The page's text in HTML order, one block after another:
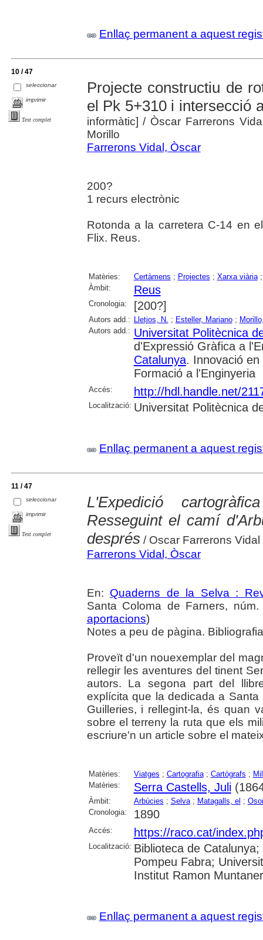
Enllaç permanent a aquest
10 / 47
seleccionar
imprimir
Text complet
Projecte constructiu de
el Pk 5+310 i intersecció
informàtic]/ Òscar Farrerons
Morillo
Farrerons Vidal, Òscar
200?
1 recurs electrònic
Rotonda a la carretera C-14 en
Flix. Reus.
Matèries: Certàmens ; Projectes ; Xarxa viària
Àmbit:
Reus
Cronologia: [200?]
Autors add.: Lletjos, N. ; Esteller, Mariano;
Autors add.: Universitat Politècnica
d'Expressió Gràfica a
Catalunya. Innovació en
Formació a l'Enginyeria
Accés: http://hdl.handle.net/
Localització: Universitat Politècnica
Enllaç permanent a aquest
11 / 47
seleccionar
imprimir
Text complet
L'Expedició
Resseguint el camí
després/ Oscar Farrerons Vidal
Farrerons Vidal, Òscar
En: Quaderns de la Selva :
Santa Coloma de Farners,
aportacions)
Notes a peu de pàgina.
Proveït d'un nouexemplar del
rellegir les aventures del tinent
autors. La segona part del
explícita que la dedicada a
Guilleries, i rellegint-la, és quan
sobre el terreny la ruta que els
escriure'n un article sobre el
Matèries: Viatges ; Cartografia; Cartògrafs ;
Matèries:
Serra Castells, Juli
Àmbit: Arbúcies ; Selva; Matagalls, el ;
Cronologia:
1890
Accés: https://raco.cat/
Localització: Biblioteca de
Pompeu Fabra;
Institut Ramon Muntaner
Enllaç permanent a aquest